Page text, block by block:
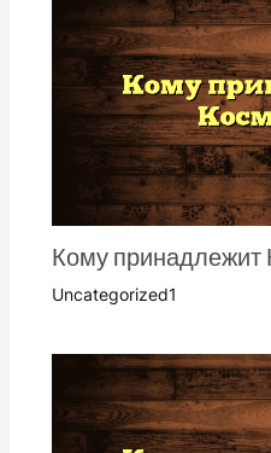
Кому принадлежит
Uncategorized1